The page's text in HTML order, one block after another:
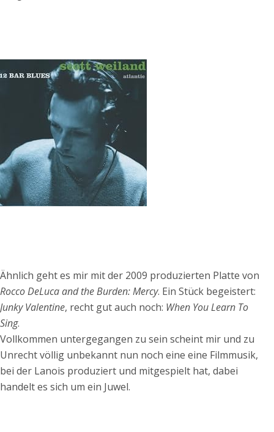
Ähnlich geht es mir mit der 2009 produzierten Platte von
Rocco DeLuca and the Burden: Mercy. Ein Stück begeistert:
Junky Valentine, recht gut auch noch: When You Learn To
Sing.
Vollkommen untergegangen zu sein scheint mir und zu
Unrecht völlig unbekannt nun noch eine eine Filmmusik,
bei der Lanois produziert und mitgespielt hat, dabei
handelt es sich um ein Juwel.